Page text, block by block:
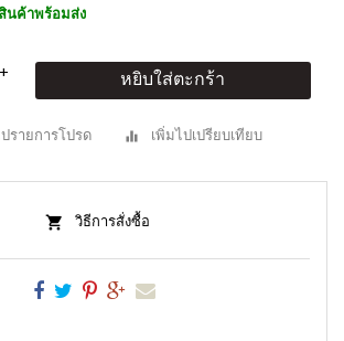
นค้าพร้อมส่ง
หยิบใส่ตะกร้า
รายการโปรด เพิ่มไปเปรียบเทียบ
วิธีการสั่งซื้อ